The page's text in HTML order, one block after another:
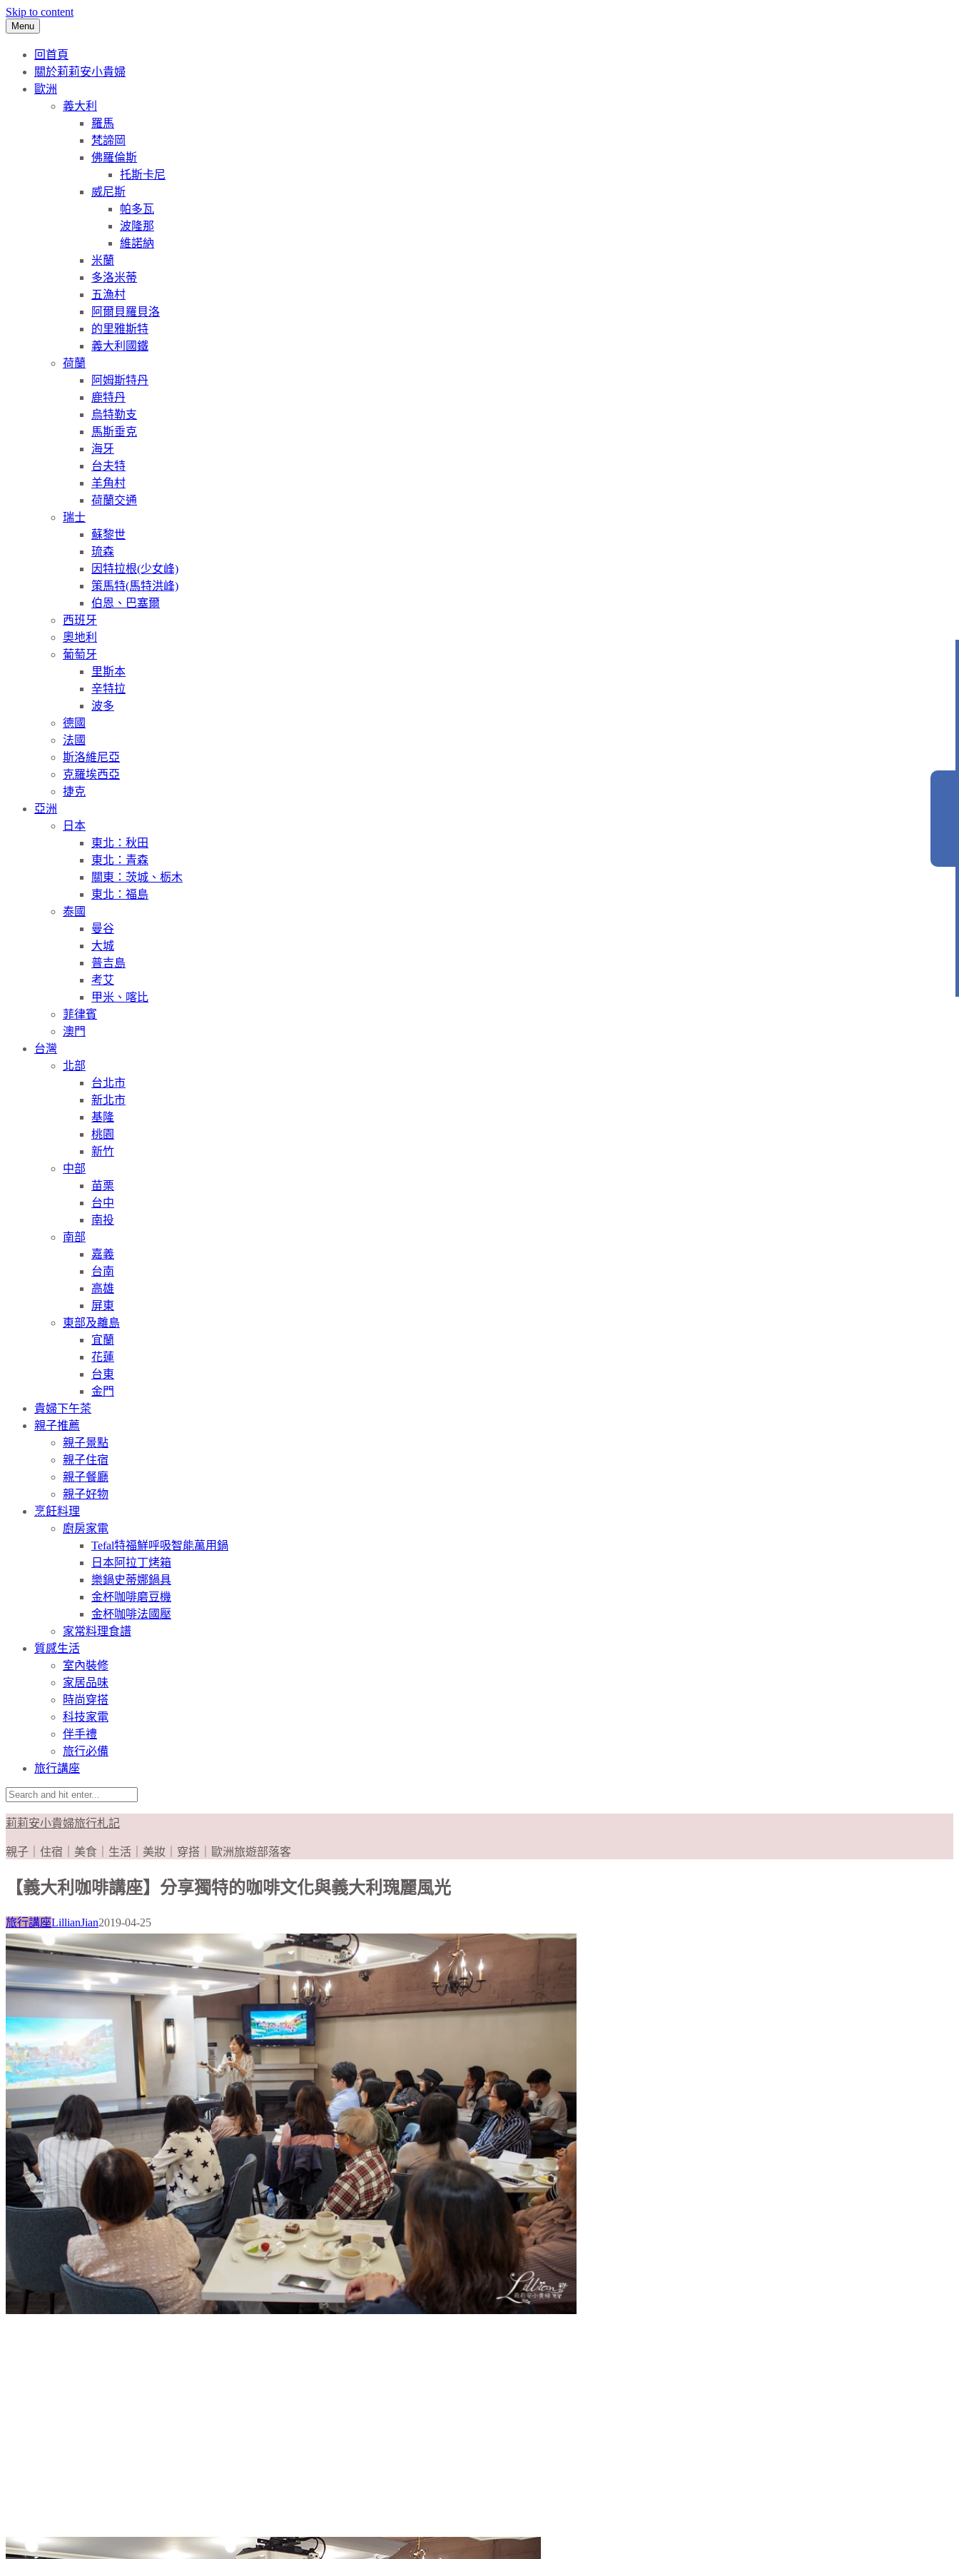
Skip to content
Menu
回首頁
關於莉莉安小貴婦
歐洲
義大利
羅馬
梵諦岡
佛羅倫斯
托斯卡尼
威尼斯
帕多瓦
波隆那
維諾納
米蘭
多洛米蒂
五漁村
阿爾貝羅貝洛
的里雅斯特
義大利國鐵
荷蘭
阿姆斯特丹
鹿特丹
烏特勒支
馬斯垂克
海牙
台夫特
羊角村
荷蘭交通
瑞士
蘇黎世
琉森
因特拉根(少女峰)
策馬特(馬特洪峰)
伯恩、巴塞爾
西班牙
奧地利
葡萄牙
里斯本
辛特拉
波多
德國
法國
斯洛維尼亞
克羅埃西亞
捷克
亞洲
日本
東北：秋田
東北：青森
關東：茨城、栃木
東北：福島
泰國
曼谷
大城
普吉島
考艾
甲米、喀比
菲律賓
澳門
台灣
北部
台北市
新北市
基隆
桃園
新竹
中部
苗栗
台中
南投
南部
嘉義
台南
高雄
屏東
東部及離島
宜蘭
花蓮
台東
金門
貴婦下午茶
親子推薦
親子景點
親子住宿
親子餐廳
親子好物
烹飪料理
廚房家電
Tefal特福鮮呼吸智能萬用鍋
日本阿拉丁烤箱
樂鍋史蒂娜鍋具
金杯咖啡磨豆機
金杯咖啡法國壓
家常料理食譜
質感生活
室內裝修
家居品味
時尚穿搭
科技家電
伴手禮
旅行必備
旅行講座
莉莉安小貴婦旅行札記
親子｜住宿｜美食｜生活｜美妝｜穿搭｜歐洲旅遊部落客
【義大利咖啡講座】分享獨特的咖啡文化與義大利瑰麗風光
旅行講座LillianJian2019-04-25